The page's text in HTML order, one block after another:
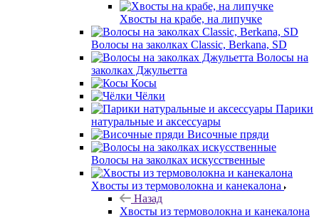
Хвосты на крабе, на липучке
Волосы на заколках Classic, Berkana, SD
Волосы на
заколках Джульетта
Косы
Чёлки
Парики
натуральные и аксессуары
Височные пряди
Волосы на заколках искусственные
Хвосты из термоволокна и канекалона
Назад
Хвосты из термоволокна и канекалона